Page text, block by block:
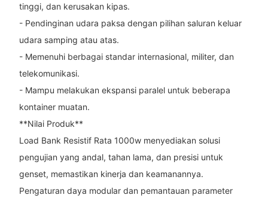
tinggi, dan kerusakan kipas.
- Pendinginan udara paksa dengan pilihan saluran keluar
udara samping atau atas.
- Memenuhi berbagai standar internasional, militer, dan
telekomunikasi.
- Mampu melakukan ekspansi paralel untuk beberapa
kontainer muatan.
**Nilai Produk**
Load Bank Resistif Rata 1000w menyediakan solusi
pengujian yang andal, tahan lama, dan presisi untuk
genset, memastikan kinerja dan keamanannya.
Pengaturan daya modular dan pemantauan parameter